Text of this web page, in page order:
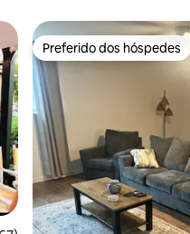
Preferido dos hóspedes
Preferido dos hóspedes